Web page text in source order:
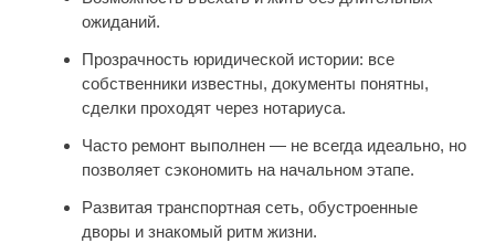
ожиданий.
Прозрачность юридической истории: все
собственники известны, документы понятны,
сделки проходят через нотариуса.
Часто ремонт выполнен — не всегда идеально, но
позволяет сэкономить на начальном этапе.
Развитая транспортная сеть, обустроенные
дворы и знакомый ритм жизни.